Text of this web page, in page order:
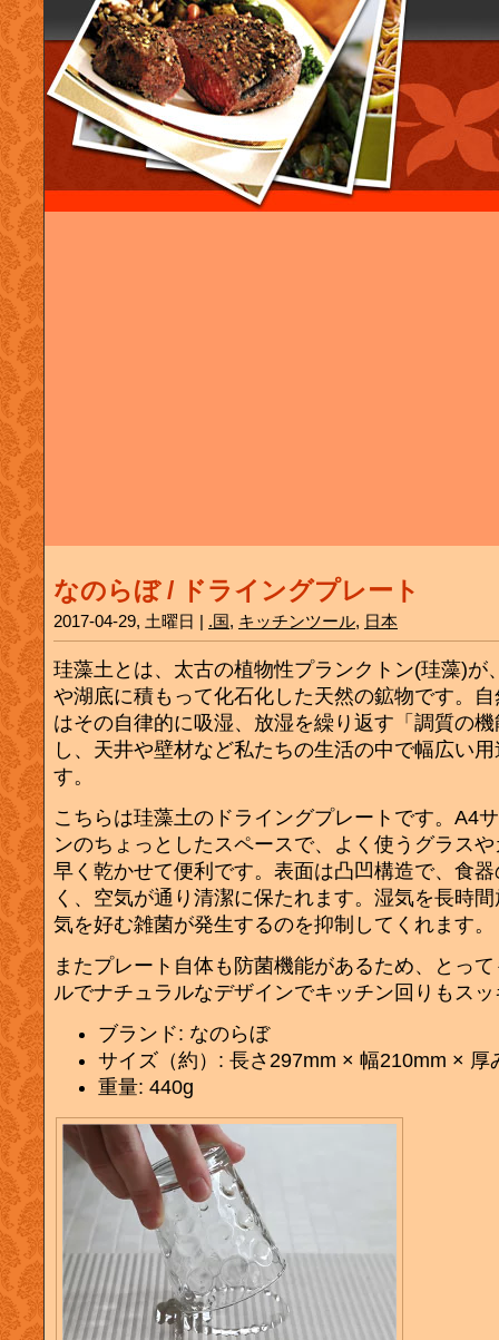
なのらぼ / ドライングプレート
2017-04-29, 土曜日 | .国, キッチンツール, 日本
珪藻土とは、太古の植物性プランクトン(珪藻)が
や湖底に積もって化石化した天然の鉱物です。
はその自律的に吸湿、放湿を繰り返す「調質の
し、天井や壁材など私たちの生活の中で幅広い
す。
こちらは珪藻土のドライングプレートです。A4
ンのちょっとしたスペースで、よく使うグラス
早く乾かせて便利です。表面は凸凹構造で、食
く、空気が通り清潔に保たれます。湿気を長時
気を好む雑菌が発生するのを抑制してくれます。
またプレート自体も防菌機能があるため、とっ
ルでナチュラルなデザインでキッチン回りもス
ブランド: なのらぼ
サイズ（約）: 長さ297mm × 幅210mm × 厚
重量: 440g